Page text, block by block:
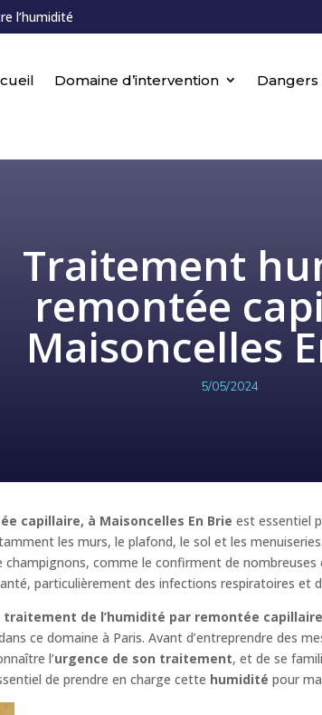
l’humidité
Domaine d’intervention Dangers
Traitement
remontée
Maisoncelles
5/05/2024
capillaire, à Maisoncelles En Brie est essentiel
les murs, le plafond, le sol et les
comme le confirment de
particulièrement des infections respiratoires et
traitement de l’humidité par remontée capillaire
ce domaine à Paris. Avant d’entreprendre des
l’urgence de son traitement, et de se
de prendre en charge cette humidité pour